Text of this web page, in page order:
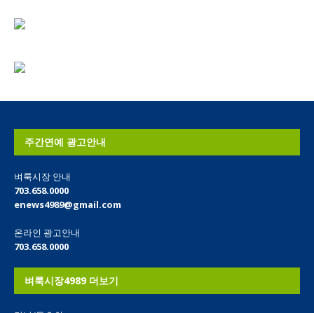
주간연예 광고안내
벼룩시장 안내
703.658.0000
enews4989@gmail.com
온라인 광고안내
703.658.0000
벼룩시장4989 더보기